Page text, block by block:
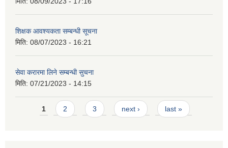
शिक्षक आवश्यकता सम्बन्धी सूचना
मिति: 08/07/2023 - 16:21
सेवा करारमा लिने सम्बन्धी सुचना
मिति: 07/21/2023 - 14:15
Pages
1 2 3 next › last »